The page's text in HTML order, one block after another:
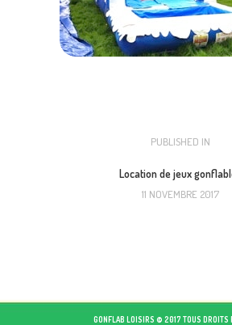
NAVIGATION
PUBLISHED IN
Location de jeux
11 NOVEMBRE 2017
GONFLAB LOISIRS © 2017 TOUS DROITS